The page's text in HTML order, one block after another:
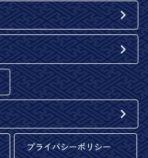
プライバシーポリシー